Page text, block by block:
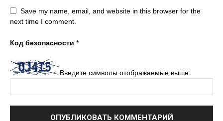
Save my name, email, and website in this browser for the
next time I comment.
Код безопасности *
Введите символы отображаемые выше: